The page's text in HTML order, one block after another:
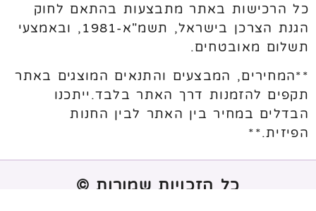
כל הרכישות באתר מתבצעות בהתאם לחוק
הגנת הצרכן בישראל, תשמ"א-1981, ובאמצעי
תשלום מאובטחים.
**המחירים, המבצעים והתנאים המוצגים באתר
תקפים להזמנות דרך האתר בלבד.ייתכנו
הבדלים במחיר בין האתר לבין החנות
הפיזית.**
כל הזכויות שמורות ©